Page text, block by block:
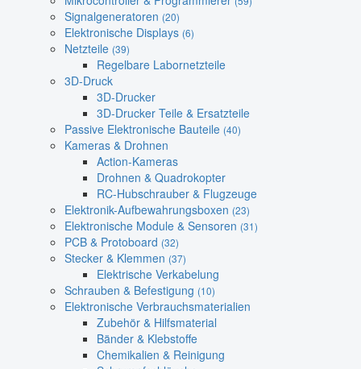
Signalgeneratoren (20)
Elektronische Displays (6)
Netzteile (39)
Regelbare Labornetzteile
3D-Druck
3D-Drucker
3D-Drucker Teile & Ersatzteile
Passive Elektronische Bauteile (40)
Kameras & Drohnen
Action-Kameras
Drohnen & Quadrokopter
RC-Hubschrauber & Flugzeuge
Elektronik-Aufbewahrungsboxen (23)
Elektronische Module & Sensoren (31)
PCB & Protoboard (32)
Stecker & Klemmen (37)
Elektrische Verkabelung
Schrauben & Befestigung (10)
Elektronische Verbrauchsmaterialien
Zubehör & Hilfsmaterial
Bänder & Klebstoffe
Chemikalien & Reinigung